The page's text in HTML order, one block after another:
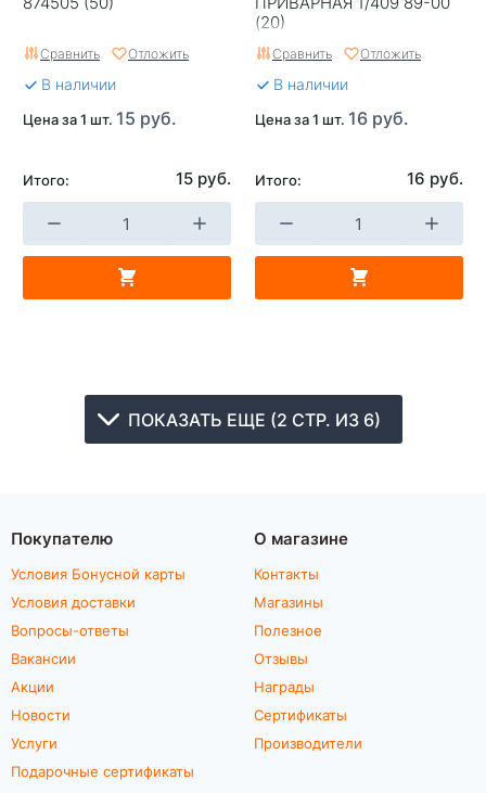
Сравнить Отложить
В наличии
Цена за 1 шт. 15 руб.
Итого: 15 руб.
(20)
Сравнить Отложить
В наличии
Цена за 1 шт. 16 руб.
Итого: 16 руб.
ПОКАЗАТЬ ЕЩЕ (2 СТР. ИЗ 6)
Покупателю
Условия Бонусной карты
Условия доставки
Вопросы-ответы
Вакансии
Акции
Новости
Услуги
Подарочные сертификаты
О магазине
Контакты
Магазины
Полезное
Отзывы
Награды
Сертификаты
Производители